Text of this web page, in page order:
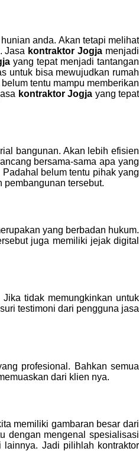
anda. Akan tetapi melihat
Jasa kontraktor Jogja menjadi
yang tepat menjadi tantangan
untuk bisa mewujudkan rumah
tentu mampu memberikan
kontraktor Jogja yang tepat
bangunan. Akan lebih efisien
bersama-sama apa yang
belum tentu pihak yang
pembangunan tersebut.
yang berbadan hukum.
juga memiliki jejak digital
tidak memungkinkan untuk
testimoni dari pengguna jasa
profesional. Bahkan semua
dari klien nya.
memiliki gambaran besar dari
dengan mengenal spesialisasi
Jadi pilihlah kontraktor